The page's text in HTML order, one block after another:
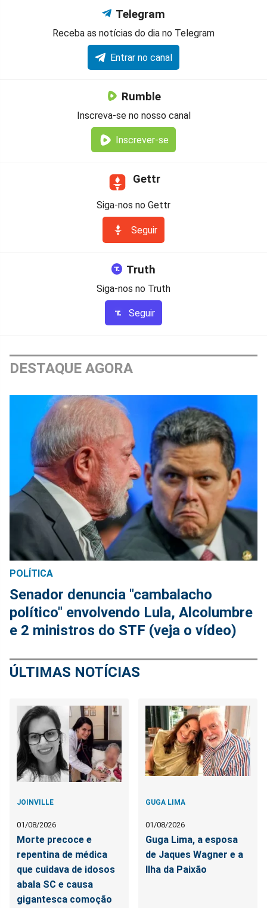
Telegram
Receba as notícias do dia no Telegram
Entrar no canal
Rumble
Inscreva-se no nosso canal
Inscrever-se
Gettr
Siga-nos no Gettr
Seguir
Truth
Siga-nos no Truth
Seguir
DESTAQUE AGORA
POLÍTICA
Senador denuncia "cambalacho
político" envolvendo Lula, Alcolumbre
e 2 ministros do STF (veja o vídeo)
ÚLTIMAS NOTÍCIAS
JOINVILLE
01/08/2026
Morte precoce e
repentina de médica
que cuidava de idosos
abala SC e causa
gigantesca comoção
GUGA LIMA
01/08/2026
Guga Lima, a esposa
de Jaques Wagner e a
Ilha da Paixão